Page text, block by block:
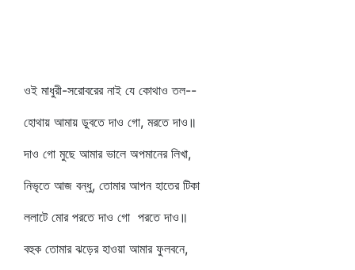
ওই মাধুরী-সরোবরের নাই যে কোথাও তল--
হোথায় আমায় ডুবতে দাও গো, মরতে দাও॥
দাও গো মুছে আমার ভালে অপমানের লিখা,
নিভৃতে আজ বন্ধু, তোমার আপন হাতের টিকা
ললাটে মোর পরতে দাও গো পরতে দাও॥
বহুক তোমার ঝড়ের হাওয়া আমার ফুলবনে,